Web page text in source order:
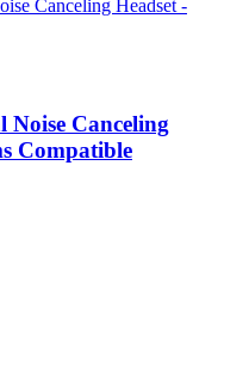
Noise Canceling
Compatible